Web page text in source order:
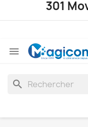
301

search